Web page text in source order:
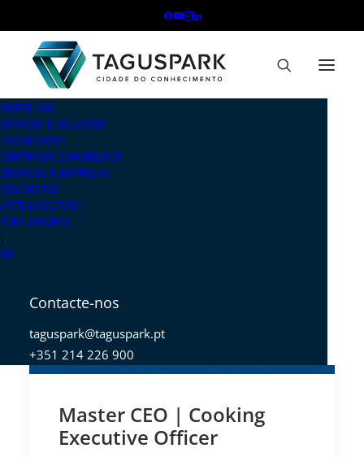
SOBRE NÓS
ESPAÇOS & SOLUÇÕES
INCUBADORA
CENTRO DE CONGRESSOS
SERVIÇOS & EMPRESAS
RESIDENTES
ARTE & CULTURA
FORA D’HORAS
|
EN
Contacte-nos
taguspark@taguspark.pt
+351 214 226 900
Master CEO | Cooking
Executive Officer